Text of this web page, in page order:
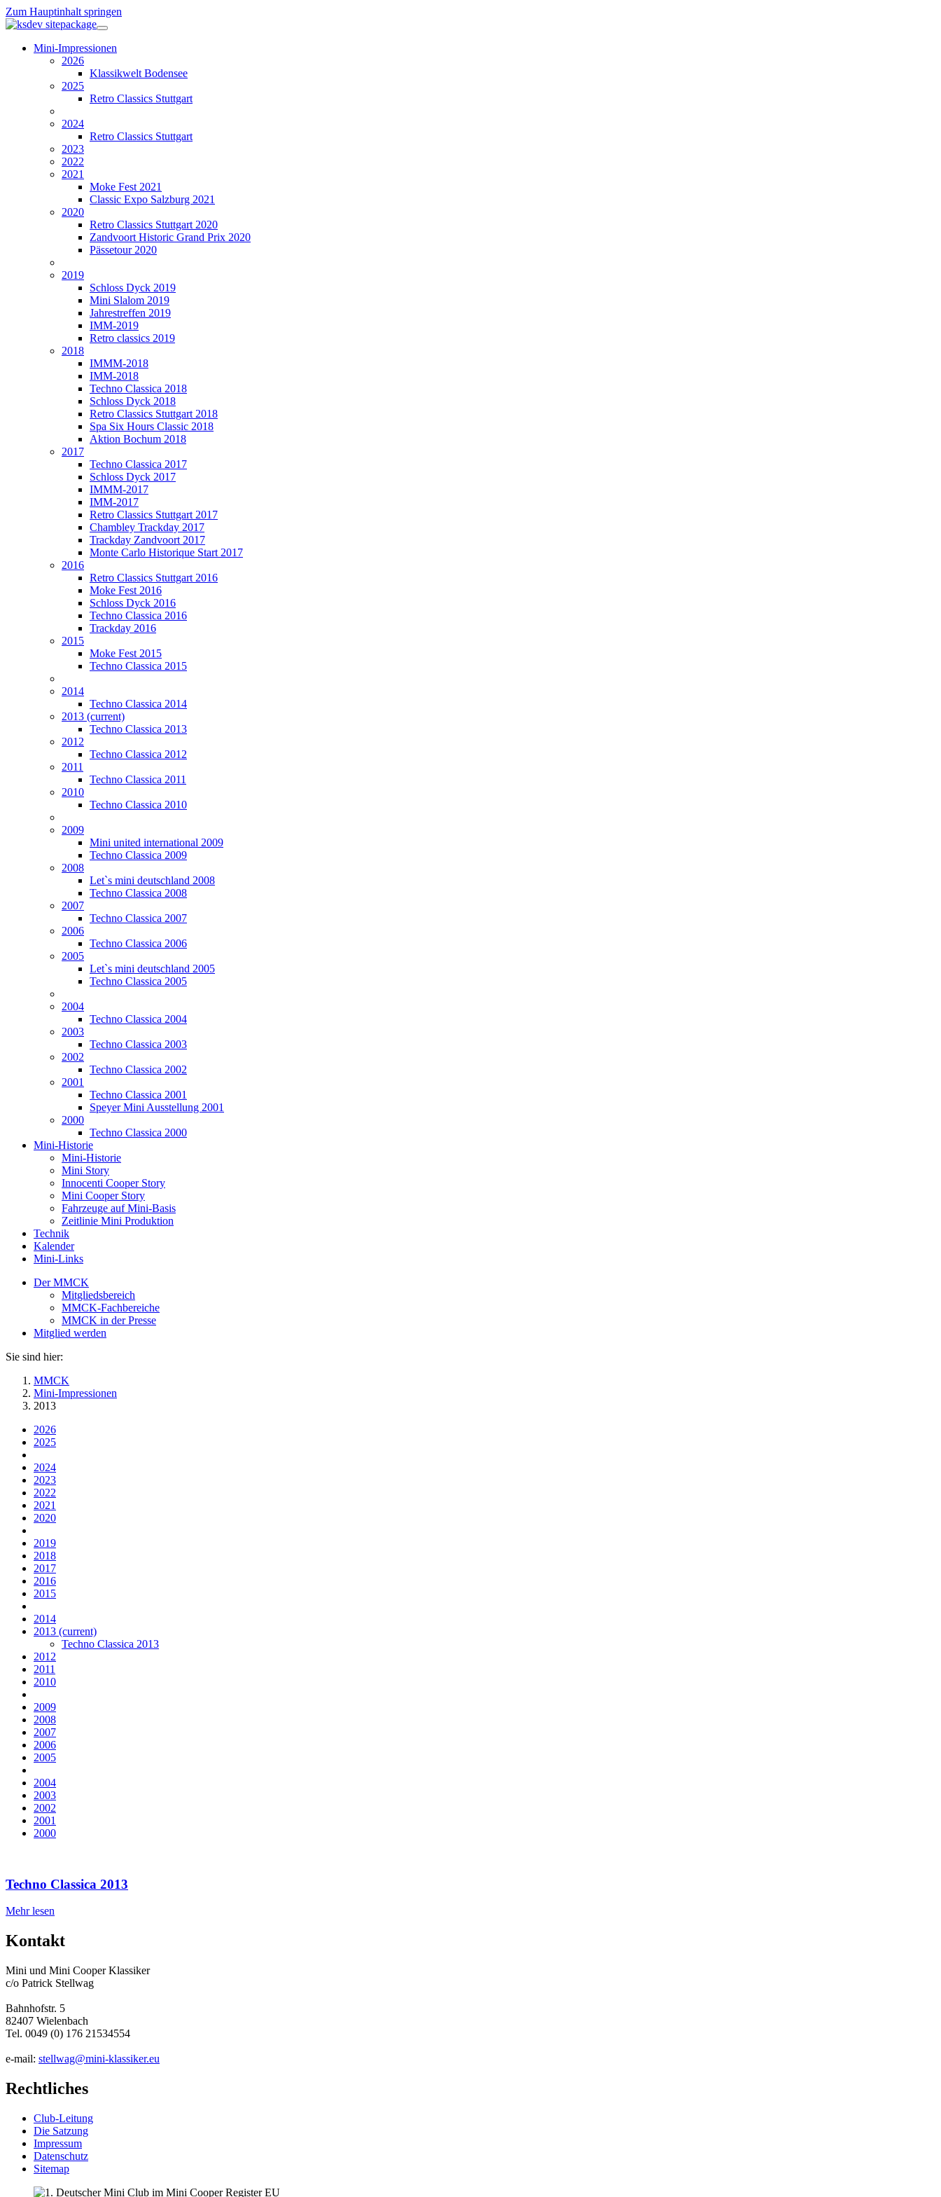
Zum Hauptinhalt springen
Mini-Impressionen
2026
Klassikwelt Bodensee
2025
Retro Classics Stuttgart
2024
Retro Classics Stuttgart
2023
2022
2021
Moke Fest 2021
Classic Expo Salzburg 2021
2020
Retro Classics Stuttgart 2020
Zandvoort Historic Grand Prix 2020
Pässetour 2020
2019
Schloss Dyck 2019
Mini Slalom 2019
Jahrestreffen 2019
IMM-2019
Retro classics 2019
2018
IMMM-2018
IMM-2018
Techno Classica 2018
Schloss Dyck 2018
Retro Classics Stuttgart 2018
Spa Six Hours Classic 2018
Aktion Bochum 2018
2017
Techno Classica 2017
Schloss Dyck 2017
IMMM-2017
IMM-2017
Retro Classics Stuttgart 2017
Chambley Trackday 2017
Trackday Zandvoort 2017
Monte Carlo Historique Start 2017
2016
Retro Classics Stuttgart 2016
Moke Fest 2016
Schloss Dyck 2016
Techno Classica 2016
Trackday 2016
2015
Moke Fest 2015
Techno Classica 2015
2014
Techno Classica 2014
2013 (current)
Techno Classica 2013
2012
Techno Classica 2012
2011
Techno Classica 2011
2010
Techno Classica 2010
2009
Mini united international 2009
Techno Classica 2009
2008
Let`s mini deutschland 2008
Techno Classica 2008
2007
Techno Classica 2007
2006
Techno Classica 2006
2005
Let`s mini deutschland 2005
Techno Classica 2005
2004
Techno Classica 2004
2003
Techno Classica 2003
2002
Techno Classica 2002
2001
Techno Classica 2001
Speyer Mini Ausstellung 2001
2000
Techno Classica 2000
Mini-Historie
Mini-Historie
Mini Story
Innocenti Cooper Story
Mini Cooper Story
Fahrzeuge auf Mini-Basis
Zeitlinie Mini Produktion
Technik
Kalender
Mini-Links
Der MMCK
Mitgliedsbereich
MMCK-Fachbereiche
MMCK in der Presse
Mitglied werden
Sie sind hier:
MMCK
Mini-Impressionen
2013
2026
2025
2024
2023
2022
2021
2020
2019
2018
2017
2016
2015
2014
2013 (current)
Techno Classica 2013
2012
2011
2010
2009
2008
2007
2006
2005
2004
2003
2002
2001
2000
Techno Classica 2013
Mehr lesen
Kontakt
Mini und Mini Cooper Klassiker
c/o Patrick Stellwag
Bahnhofstr. 5
82407 Wielenbach
Tel. 0049 (0) 176 21534554
e-mail: stellwag@mini-klassiker.eu
Rechtliches
Club-Leitung
Die Satzung
Impressum
Datenschutz
Sitemap